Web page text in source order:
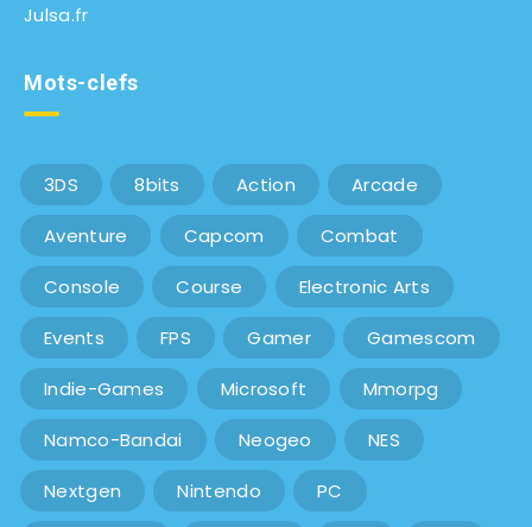
Julsa.fr
Mots-clefs
3DS 8bits Action Arcade
Aventure Capcom Combat
Console Course Electronic Arts
Events FPS Gamer Gamescom
Indie-Games Microsoft Mmorpg
Namco-Bandai Neogeo NES
Nextgen Nintendo PC